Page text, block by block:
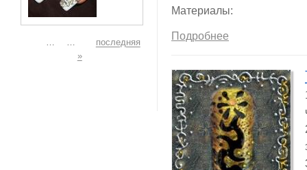
Страницы
… …
последняя
»
Материалы:
Подробнее